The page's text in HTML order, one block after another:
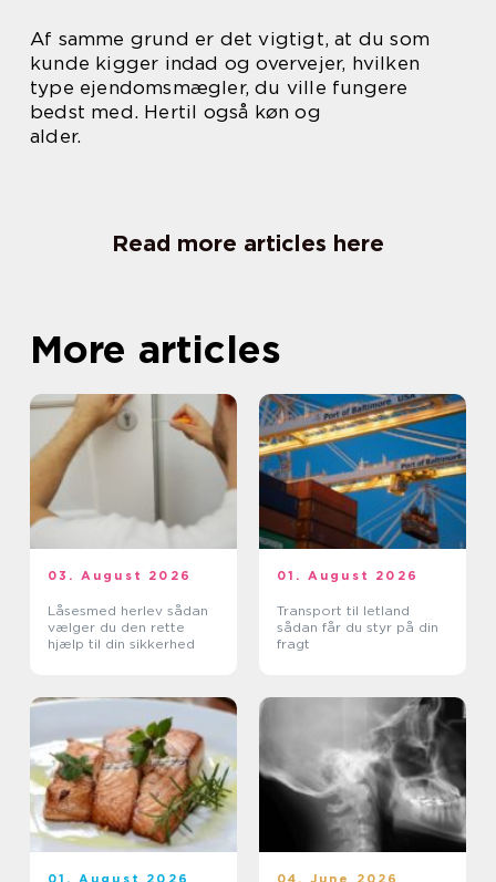
Af samme grund er det vigtigt, at du som
kunde kigger indad og overvejer, hvilken
type ejendomsmægler, du ville fungere
bedst med. Hertil også køn og
alder.
Read more articles here
More articles
03. August 2026
Låsesmed herlev sådan
vælger du den rette
hjælp til din sikkerhed
01. August 2026
Transport til letland
sådan får du styr på din
fragt